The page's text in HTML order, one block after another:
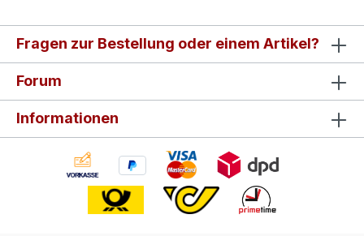
Fragen zur Bestellung oder einem Artikel?
Forum
Informationen